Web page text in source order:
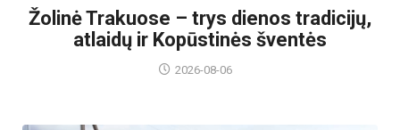
Žolinė Trakuose – trys dienos tradicijų,
atlaidų ir Kopūstinės šventės
2026-08-06